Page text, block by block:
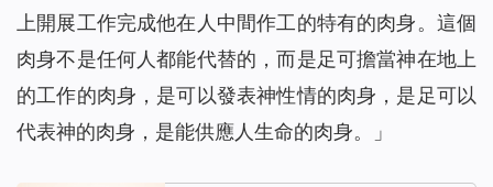
上開展工作完成他在人中間作工的特有的肉身。這個
肉身不是任何人都能代替的，而是足可擔當神在地上
的工作的肉身，是可以發表神性情的肉身，是足可以
代表神的肉身，是能供應人生命的肉身。」